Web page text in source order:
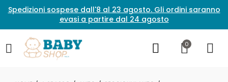
Spedizioni sospese dall'8 al 23 agosto. Gli ordini saranno
evasi a partire dal 24 agosto
0